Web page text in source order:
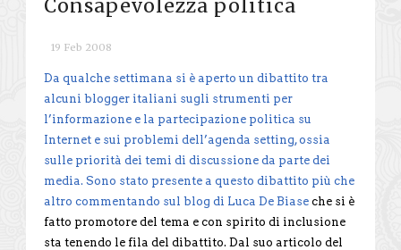
Consapevolezza politica
19 Feb 2008
Da qualche settimana si è aperto un dibattito tra
alcuni blogger italiani sugli strumenti per
l’informazione e la partecipazione politica su
Internet e sui problemi dell’agenda setting, ossia
sulle priorità dei temi di discussione da parte dei
media. Sono stato presente a questo dibattito più che
altro commentando sul blog di Luca De Biase che si è
fatto promotore del tema e con spirito di inclusione
sta tenendo le fila del dibattito. Dal suo articolo del